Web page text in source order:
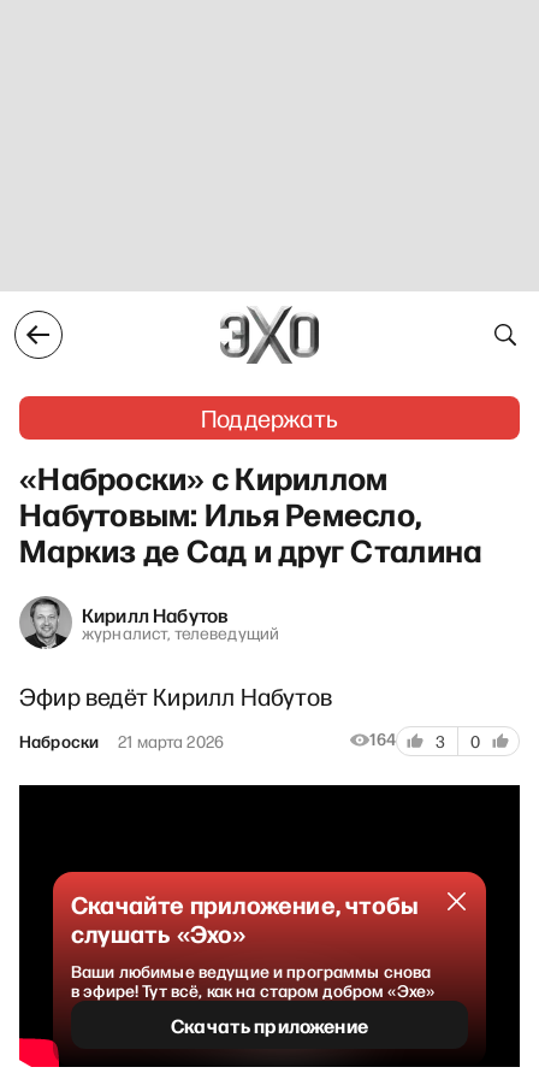
Поддержать
«Наброски» с Кириллом
Набутовым: Илья Ремесло,
Маркиз де Сад и друг Сталина
Кирилл Набутов
журналист, телеведущий
Эфир ведёт Кирилл Набутов
Наброски 21 марта 2026 164 3 0
Скачайте приложение, чтобы
слушать «Эхо»
Ваши любимые ведущие и программы снова
в эфире! Тут всё, как на старом добром «Эхе»
Скачать приложение